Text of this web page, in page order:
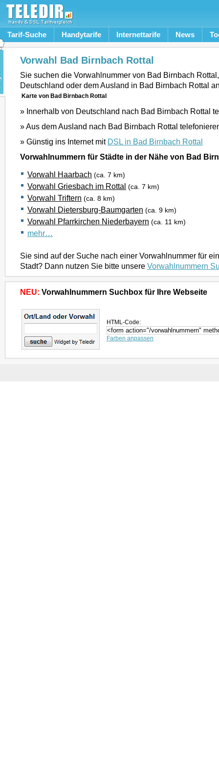
Tarif-Suche Handytarife Internettarife News
Vorwahl Bad Birnbach Rottal
Sie suchen die Vorwahlnummer von Bad Birnbach
Deutschland oder dem Ausland in Bad Birnbach Rottal
Karte von Bad Birnbach Rottal
» Innerhalb von Deutschland nach Bad Birnbach Rottal
» Aus dem Ausland nach Bad Birnbach Rottal
» Günstig ins Internet mit DSL in Bad Birnbach Rottal
Vorwahlnummern für Städte in der Nähe von Bad
Vorwahl Haarbach (ca. 7 km)
Vorwahl Griesbach im Rottal (ca. 7 km)
Vorwahl Triftern (ca. 8 km)
Vorwahl Dietersburg-Baumgarten (ca. 9 km)
Vorwahl Pfarrkirchen Niederbayern (ca. 11 km)
mehr…
Sie sind auf der Suche nach einer Vorwahlnummer für
Stadt? Dann nutzen Sie bitte unsere Vorwahlnummern
NEU: Vorwahlnummern Suchbox für Ihre Webseite
HTML-Code:
Farben anpassen